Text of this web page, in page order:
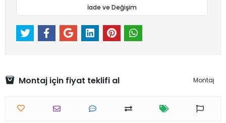
İade ve Değişim
Montaj için fiyat teklifi al Montaj